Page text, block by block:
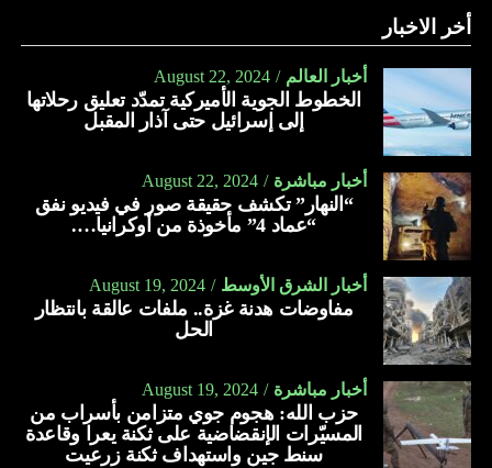
أخر الاخبار
أخبار العالم August 22, 2024
الخطوط الجوية الأميركية تمدّد تعليق رحلاتها
إلى إسرائيل حتى آذار المقبل
أخبار مباشرة August 22, 2024
“النهار” تكشف حقيقة صور في فيديو نفق
“عماد 4” مأخوذة من أوكرانيا….
أخبار الشرق الأوسط August 19, 2024
مفاوضات هدنة غزة.. ملفات عالقة بانتظار
الحل
أخبار مباشرة August 19, 2024
حزب الله: هجوم جوي متزامن بأسراب من
المسيّرات الإنقضاضية على ثكنة يعرا وقاعدة
سنط جين واستهداف ثكنة زرعيت